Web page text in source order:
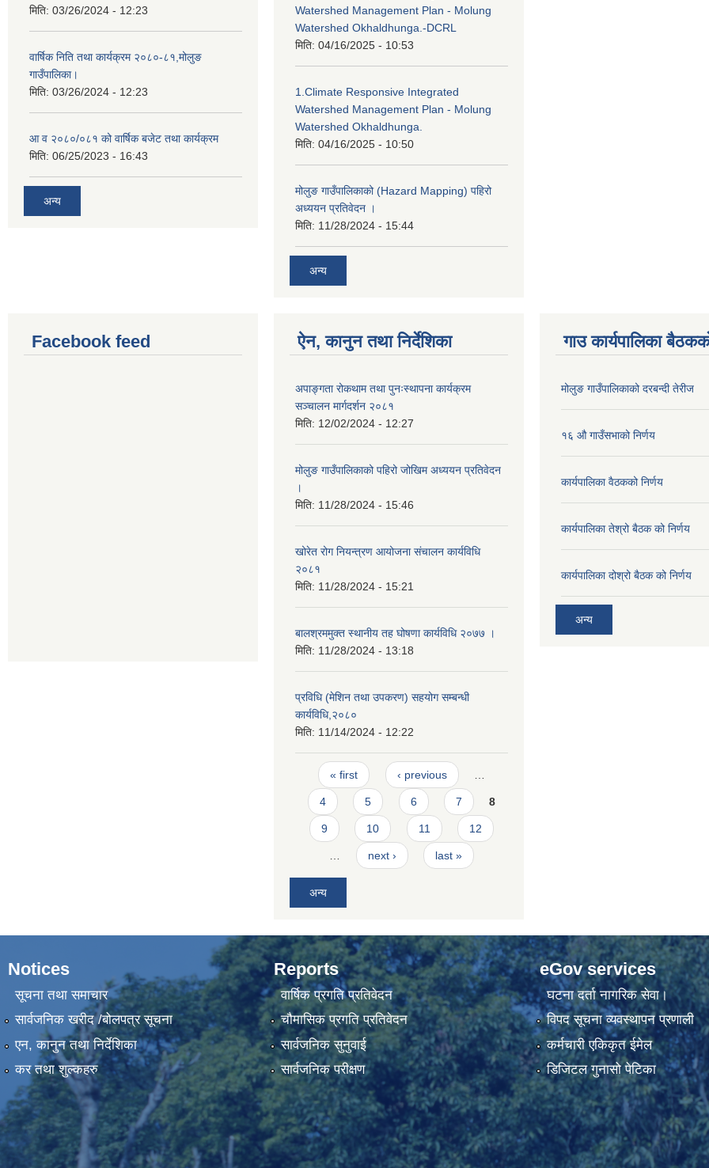
मिति: 03/26/2024 - 12:23
वार्षिक निति तथा कार्यक्रम २०८०-८१,मोलुङ
गाउँपालिका।
मिति: 03/26/2024 - 12:23
आ व २०८०/०८१ को वार्षिक बजेट तथा कार्यक्रम
मिति: 06/25/2023 - 16:43
अन्य
Watershed Management Plan - Molung
Watershed Okhaldhunga.-DCRL
मिति: 04/16/2025 - 10:53
1.Climate Responsive Integrated
Watershed Management Plan - Molung
Watershed Okhaldhunga.
मिति: 04/16/2025 - 10:50
मोलुङ गाउँपालिकाको (Hazard Mapping) पहिरो
अध्ययन प्रतिवेदन ।
मिति: 11/28/2024 - 15:44
अन्य
Facebook feed ऐन, कानुन तथा निर्देशिका
अपाङ्गता रोकथाम तथा पुनःस्थापना कार्यक्रम
सञ्चालन मार्गदर्शन २०८१
मिति: 12/02/2024 - 12:27
मोलुङ गाउँपालिकाको पहिरो जोखिम अध्ययन प्रतिवेदन
।
मिति: 11/28/2024 - 15:46
खोरेत रोग नियन्त्रण आयोजना संचालन कार्यविधि
२०८१
मिति: 11/28/2024 - 15:21
बालश्रममुक्त स्थानीय तह घोषणा कार्यविधि २०७७ ।
मिति: 11/28/2024 - 13:18
प्रविधि (मेशिन तथा उपकरण) सहयोग सम्बन्धी
कार्यविधि,२०८०
मिति: 11/14/2024 - 12:22
Pages
« first ‹ previous
4 5 6 7 8
9 10 11 12
next › last »
अन्य
गाउ कार्यपालिका
मोलुङ गाउँपालिकाको दरबन्दी तेरीज
१६ औ गाउँसभाको निर्णय
कार्यपालिका वैठकको निर्णय
कार्यपालिका तेश्रो बैठक को निर्णय
कार्यपालिका दोश्रो बैठक को निर्णय
अन्य
Notices
सूचना तथा समाचार
सार्वजनिक खरीद /बोलपत्र सूचना
एन, कानुन तथा निर्देशिका
कर तथा शुल्कहरु
Reports
वार्षिक प्रगति प्रतिवेदन
चौमासिक प्रगति प्रतिवेदन
सार्वजनिक सुनुवाई
सार्वजनिक परीक्षण
eGov services
घटना दर्ता नागरिक सेवा।
विपद सूचना व्यवस्थापन प्रणाली
कर्मचारी एकिकृत ईमेल
डिजिटल गुनासो पेटिका